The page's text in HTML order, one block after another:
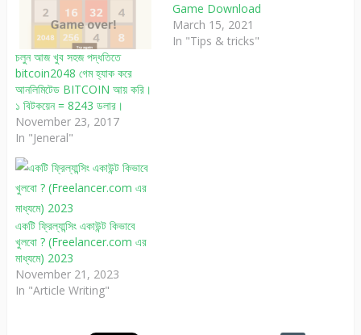
চলুন আজ খুব সহজ পদ্ধতিতে
bitcoin2048 গেম হ্যাক করে
আনলিমিটেড BITCOIN আয় করি।
১ বিটকয়েন = 8243 ডলার।
November 23, 2017
In "Jeneral"
Game Download
March 15, 2021
In "Tips & tricks"
একটি ফ্রিল্যান্সিং একাউন্ট কিভাবে
খুলবো ? (Freelancer.com এর
মাধ্যমে) 2023
November 21, 2023
In "Article Writing"